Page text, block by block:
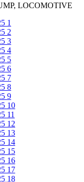
LOCOMOTIVE